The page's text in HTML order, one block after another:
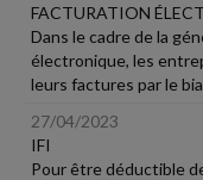
FACTURATION
Dans le cadre de la
électronique, les
leurs factures par le
27/04/2023
IFI
Pour être déductible